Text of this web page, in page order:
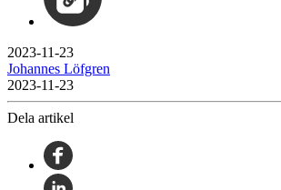
2023-11-23
Johannes Löfgren
2023-11-23
Dela artikel